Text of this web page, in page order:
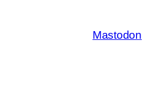
Mastodon